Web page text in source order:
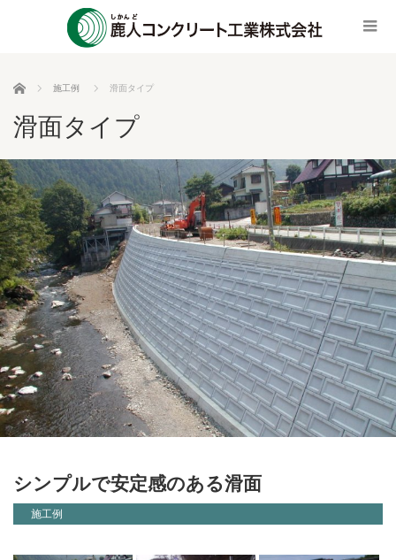
ホーム 施工例 滑面タイプ
滑面タイプ
シンプルで安定感のある滑面
施工例